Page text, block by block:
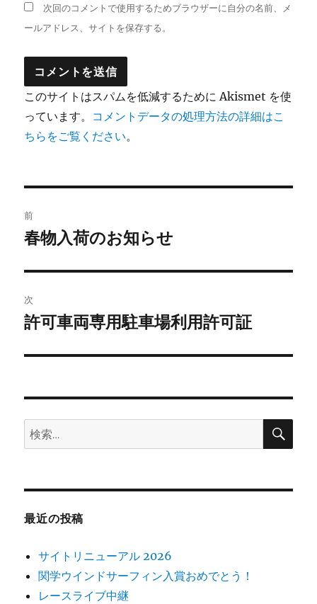
次回のコメントで使用するためブラウザーに自分の名前、メ
ールアドレス、サイトを保存する。
このサイトはスパムを低減するために Akismet を使
っています。 コメントデータの処理方法の詳細はこ
ちらをご覧ください。
稿
ビ
ゲ
ー
ン
前
前
投
稿:
春物入荷のお知らせ
次
次
投
許可車両専用駐車場利用許可証
検
索:
検
最近の投稿
サイトリニューアル 2026
関学ウインドサーフィン入賞おめでとう！
レースライブ中継